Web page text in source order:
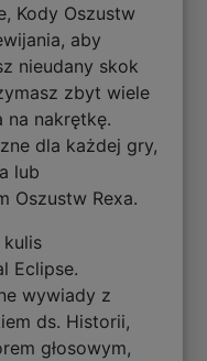
Kody Oszustw
aby
nieudany skok
zbyt wiele
na nakrętkę.
dla każdej gry,
lub
Oszustw Rexa.
kulis
Eclipse.
wywiady z
ds. Historii,
głosowym,